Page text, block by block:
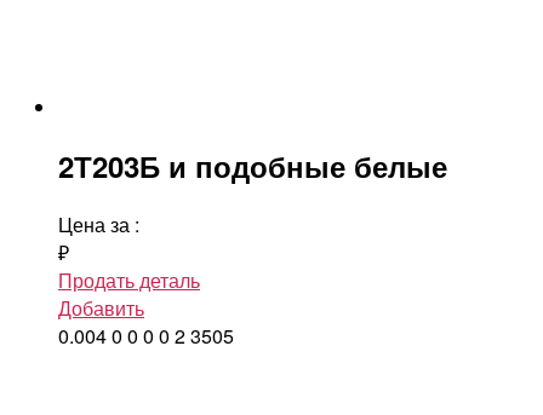
2Т203Б и подобные белые
Цена за :
₽
Продать деталь
Добавить
0.0040 0 0 0 23505